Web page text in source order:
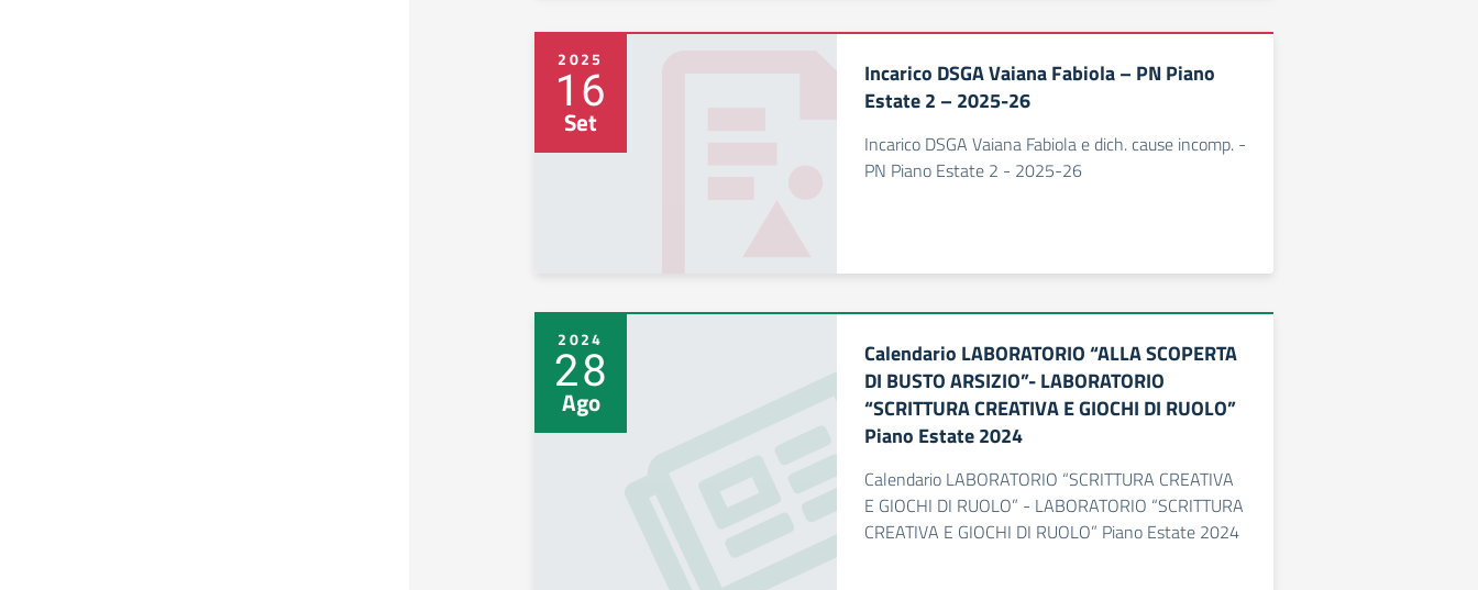
2025
16
Set
Incarico DSGA Vaiana Fabiola – PN Piano
Estate 2 – 2025-26
Incarico DSGA Vaiana Fabiola e dich. cause incomp. -
PN Piano Estate 2 - 2025-26
2024
28
Ago
Calendario LABORATORIO “ALLA SCOPERTA
DI BUSTO ARSIZIO”- LABORATORIO
“SCRITTURA CREATIVA E GIOCHI DI RUOLO”
Piano Estate 2024
Calendario LABORATORIO “SCRITTURA CREATIVA
E GIOCHI DI RUOLO” - LABORATORIO “SCRITTURA
CREATIVA E GIOCHI DI RUOLO” Piano Estate 2024